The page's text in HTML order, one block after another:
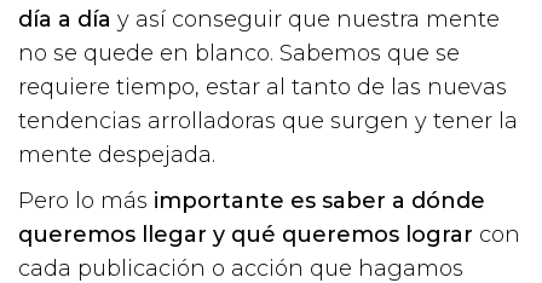
día a día y así conseguir que nuestra mente
no se quede en blanco. Sabemos que se
requiere tiempo, estar al tanto de las nuevas
tendencias arrolladoras que surgen y tener la
mente despejada.
Pero lo más importante es saber a dónde
queremos llegar y qué queremos lograr con
cada publicación o acción que hagamos